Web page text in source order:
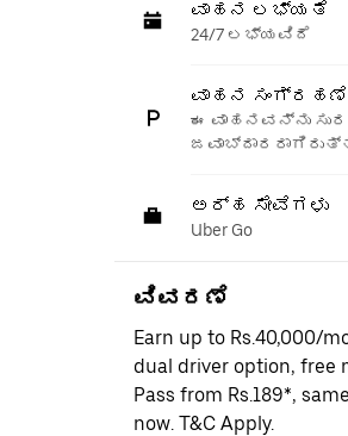
ವಾಹನ ಲಭ್ಯತೆ
24/7 ಲಭ್ಯವಿದೆ
ವಾಹನ ಸಂಗ್ರಹಣೆ
ಈ ವಾಹನವನ್ನು
ಅರ್ಹ ಸೇವೆಗಳು
Uber Go
ವಿವರಣೆ
Earn up to Rs.40,000/
dual driver option, free
Pass from Rs.189*,
now. T&C Apply.